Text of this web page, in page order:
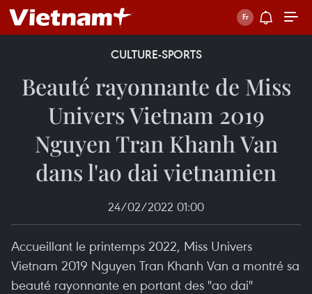
CULTURE-SPORTS
Beauté rayonnante de Miss
Univers Vietnam 2019
Nguyen Tran Khanh Van
dans l'ao dai vietnamien
24/02/2022 01:00
Accueillant le printemps 2022, Miss Univers
Vietnam 2019 Nguyen Tran Khanh Van a montré sa
beauté rayonnante en portant des "ao dai"